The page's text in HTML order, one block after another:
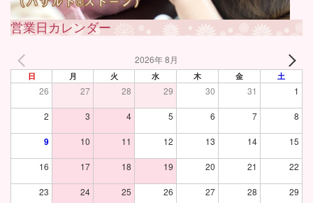
営業日カレンダー
2026年 8月
日 月 火 水 木 金 土
26 27 28 29 30 31 1
2 3 4 5 6 7 8
9 10 11 12 13 14 15
16 17 18 19 20 21 22
23 24 25 26 27 28 29